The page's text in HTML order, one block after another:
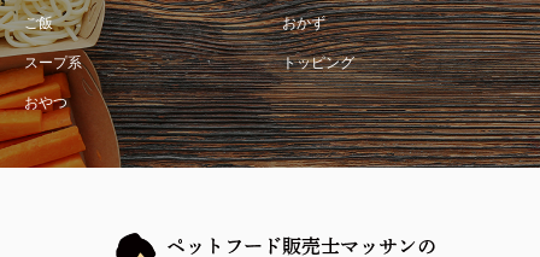
ご飯 おかず
スープ系 トッピング
おやつ